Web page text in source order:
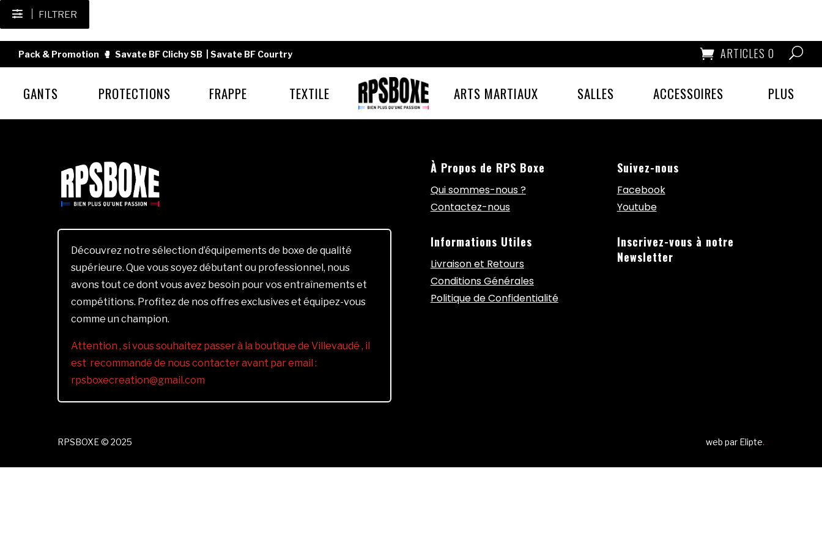
FILTRER
Pack & Promotion 🥊 Savate BF Clichy SB Savate BF Courtry ARTICLES 0
GANTS PROTECTIONS FRAPPE TEXTILE ARTS MARTIAUX SALLES ACCESSOIRES PLUS
Découvrez notre sélection d’équipements de boxe de qualité
supérieure. Que vous soyez débutant ou professionnel, nous
avons tout ce dont vous avez besoin pour vos entraînements et
compétitions. Profitez de nos offres exclusives et équipez-vous
comme un champion.
Attention , si vous souhaitez passer à la boutique de Villevaudé , il
est recommandé de nous contacter avant par email :
rpsboxecreation@gmail.com
À Propos de RPS Boxe
Qui sommes-nous ?
Contactez-nous
Informations Utiles
Livraison et Retours
Conditions Générales
Politique de Confidentialité
Suivez-nous
Facebook
Youtube
Inscrivez-vous à notre
Newsletter
RPSBOXE © 2025 web par Elipte.